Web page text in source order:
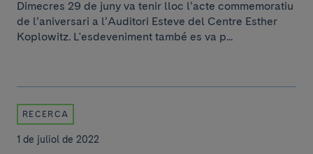
Dimecres 29 de juny va tenir lloc l’acte commemoratiu
de l’aniversari a l’Auditori Esteve del Centre Esther
Koplowitz. L'esdeveniment també es va p...
RECERCA
1 de juliol de 2022